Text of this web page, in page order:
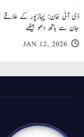
ڈی آئی خان: پہاڑپور کے علاقے
جان سے ہاتھ دھو بیٹھے
JAN 12, 2026